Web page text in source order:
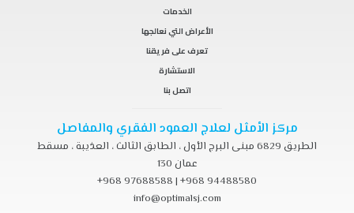
الخدمات
الأعراض التي نعالجها
تعرف على فريقنا
الاستشارة
اتصل بنا
مركز الأمثل لعلاج العمود الفقري والمفاصل
الطريق 6829 مبنى البرج الأول ، الطابق الثالث ، العذيبة ، مسقط
عمان 130
+968 94488580
|
+968 97688588
info@optimalsj.com